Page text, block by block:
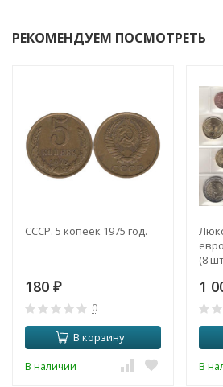
РЕКОМЕНДУЕМ ПОСМОТРЕТЬ
СССР. 5 копеек 1975 год.
180 ₽
0
В корзину
В наличии
(8
1
В